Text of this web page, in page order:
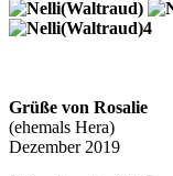
Grüße von Rosalie
(ehemals Hera)
Dezember 2019